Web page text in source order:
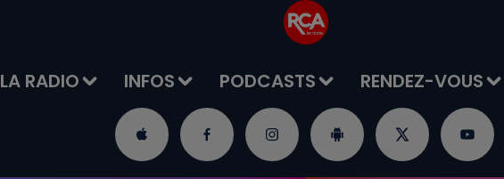
LA RADIO INFOS PODCASTS RENDEZ-VOUS